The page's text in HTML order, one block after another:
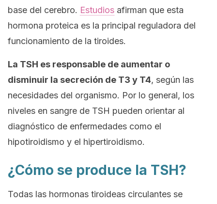
base del cerebro. Estudios afirman que esta
hormona proteica es la principal reguladora del
funcionamiento de la tiroides.
La TSH es responsable de aumentar o
disminuir la secreción de T3 y T4, según las
necesidades del organismo. Por lo general, los
niveles en sangre de TSH pueden orientar al
diagnóstico de enfermedades como el
hipotiroidismo y el hipertiroidismo.
¿Cómo se produce la TSH?
Todas las hormonas tiroideas circulantes se